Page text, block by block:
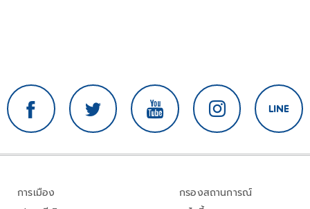
การเมือง
กรองสถานการณ์